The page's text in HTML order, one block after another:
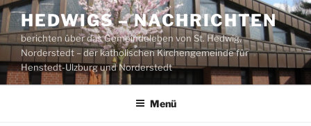
Zum
Inhalt
springen
HEDWIGS – NACHRICHTEN
berichten über das Gemeindeleben von St. Hedwig,
Norderstedt – der katholischen Kirchengemeinde für
Henstedt-Ulzburg und Norderstedt
Menü